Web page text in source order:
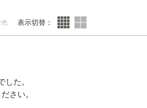
色 表示切替：
した。
さい。